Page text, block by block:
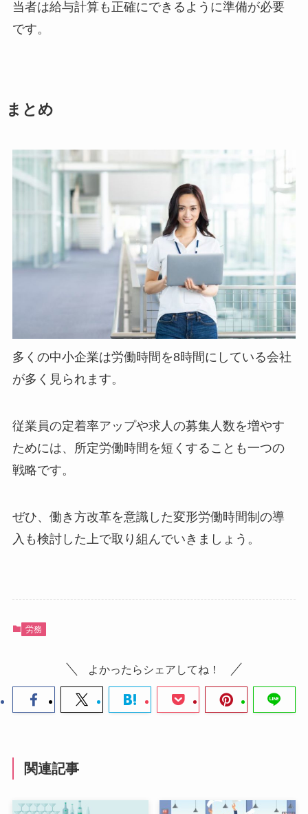
当者は給与計算も正確にできるように準備が必要
です。
まとめ
多くの中小企業は労働時間を8時間にしている会社
が多く見られます。
従業員の定着率アップや求人の募集人数を増やす
ためには、所定労働時間を短くすることも一つの
戦略です。
ぜひ、働き方改革を意識した変形労働時間制の導
入も検討した上で取り組んでいきましょう。
労務
よかったらシェアしてね！
関連記事